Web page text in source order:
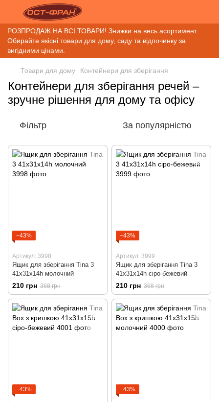
РОЗПРОДАЖ НА ВСІ ТОВАРИ! Знижки на весь асортимент.
Обирайте якісні товари для дому, саду та відпочинку за
вигідними цінами.
Товари для дому Контейнери для зберігання
Контейнери для зберігання речей –
зручне рішення для дому та офісу
Фільтр За популярністю
−43%
Артикул: 3998
Ящик для зберігання Tina 3
41x31x14h молочний
210 грн 368 грн
−43%
Артикул: 3999
Ящик для зберігання Tina 3
41x31x14h сіро-бежевий
210 грн 368 грн
−43% −43%